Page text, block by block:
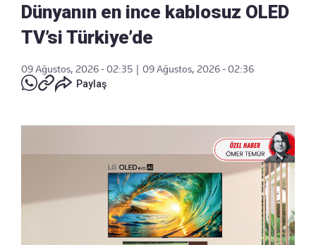
Dünyanın en ince kablosuz OLED
TV’si Türkiye’de
09 Ağustos, 2026 - 02:35
09 Ağustos, 2026 - 02:36
Paylaş